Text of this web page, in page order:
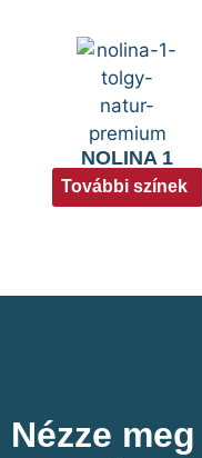
NOLINA 1
További színek
Nézze